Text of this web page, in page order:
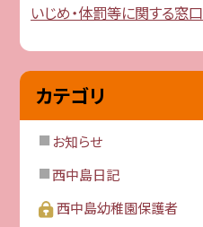
いじめ・体罰等に関する窓口
カテゴリ
お知らせ
西中島日記
西中島幼稚園保護者